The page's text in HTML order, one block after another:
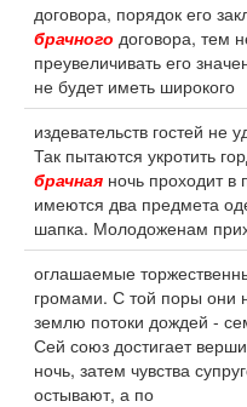
договора, порядок его
брачного договора, тем
преувеличивать его
не будет иметь широкого
издевательств гостей не
Так пытаются укротить
брачная ночь проходит в
имеются два предмета
шапка. Молодоженам
оглашаемые
громами. С той поры они
землю потоки дождей -
Сей союз достигает
ночь, затем чувства
остывают, а по